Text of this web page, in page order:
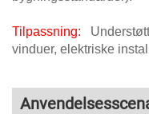
Tilpassning:
vinduer, elektriske